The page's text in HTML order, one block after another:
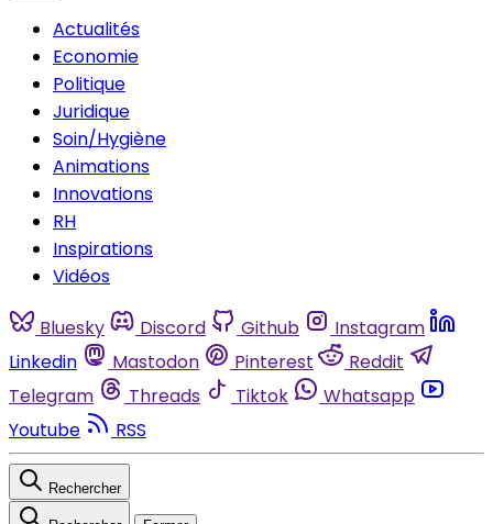
Actualités
Economie
Politique
Juridique
Soin/Hygiène
Animations
Innovations
RH
Inspirations
Vidéos
Bluesky Discord Github
Instagram
Linkedin
Mastodon Pinterest
Reddit
Telegram
Threads Tiktok
Whatsapp
Youtube
RSS
Rechercher